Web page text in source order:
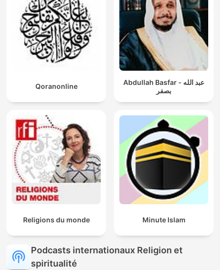
Qoranonline
Abdullah Basfar - عبد الله
بصفر
Religions du monde Minute Islam
Podcasts internationaux Religion et
spiritualité